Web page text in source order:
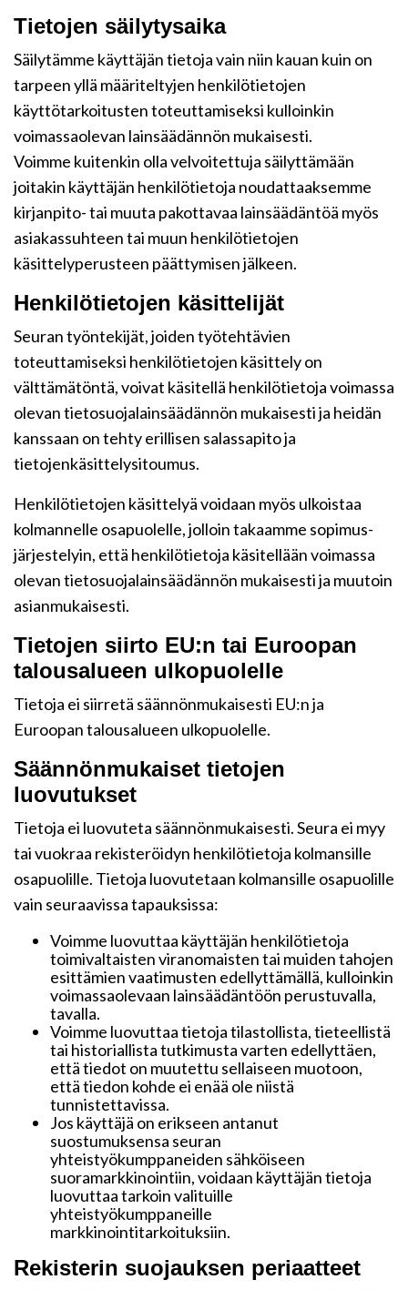
Tietojen säilytysaika
Säilytämme käyttäjän tietoja vain niin kauan kuin on
tarpeen yllä määriteltyjen henkilötietojen
käyttötarkoitusten toteuttamiseksi kulloinkin
voimassaolevan lainsäädännön mukaisesti.
Voimme kuitenkin olla velvoitettuja säilyttämään
joitakin käyttäjän henkilötietoja noudattaaksemme
kirjanpito- tai muuta pakottavaa lainsäädäntöä myös
asiakassuhteen tai muun henkilötietojen
käsittelyperusteen päättymisen jälkeen.
Henkilötietojen käsittelijät
Seuran työntekijät, joiden työtehtävien
toteuttamiseksi henkilötietojen käsittely on
välttämätöntä, voivat käsitellä henkilötietoja voimassa
olevan tietosuojalainsäädännön mukaisesti ja heidän
kanssaan on tehty erillisen salassapito ja
tietojenkäsittelysitoumus.
Henkilötietojen käsittelyä voidaan myös ulkoistaa
kolmannelle osapuolelle, jolloin takaamme sopimus-
järjestelyin, että henkilötietoja käsitellään voimassa
olevan tietosuojalainsäädännön mukaisesti ja muutoin
asianmukaisesti.
Tietojen siirto EU:n tai Euroopan
talousalueen ulkopuolelle
Tietoja ei siirretä säännönmukaisesti EU:n ja
Euroopan talousalueen ulkopuolelle.
Säännönmukaiset tietojen
luovutukset
Tietoja ei luovuteta säännönmukaisesti. Seura ei myy
tai vuokraa rekisteröidyn henkilötietoja kolmansille
osapuolille. Tietoja luovutetaan kolmansille osapuolille
vain seuraavissa tapauksissa:
Voimme luovuttaa käyttäjän henkilötietoja
toimivaltaisten viranomaisten tai muiden tahojen
esittämien vaatimusten edellyttämällä, kulloinkin
voimassaolevaan lainsäädäntöön perustuvalla,
tavalla.
Voimme luovuttaa tietoja tilastollista, tieteellistä
tai historiallista tutkimusta varten edellyttäen,
että tiedot on muutettu sellaiseen muotoon,
että tiedon kohde ei enää ole niistä
tunnistettavissa.
Jos käyttäjä on erikseen antanut
suostumuksensa seuran
yhteistyökumppaneiden sähköiseen
suoramarkkinointiin, voidaan käyttäjän tietoja
luovuttaa tarkoin valituille
yhteistyökumppaneille
markkinointitarkoituksiin.
Rekisterin suojauksen periaatteet